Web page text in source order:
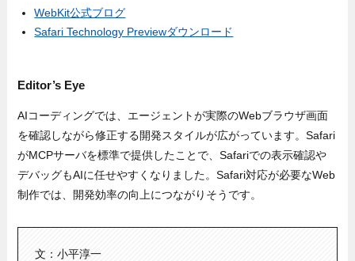
WebKit公式ブログ
Safari Technology Previewダウンロード
Editor’s Eye
AIコーディングでは、エージェントが実際のWebブラウザ画面
を確認しながら修正する開発スタイルが広がっています。Safari
がMCPサーバを標準で提供したことで、Safariでの表示確認や
デバッグもAIに任せやすくなりました。Safari対応が必要なWeb
制作では、開発効率の向上につながりそうです。
文：小平淳一